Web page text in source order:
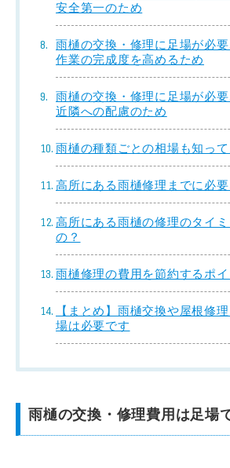
安全第一のため
雨樋の交換・修理に足場が必要
作業の完成度を高めるため
雨樋の交換・修理に足場が必要
近隣への配慮のため
雨樋の種類ごとの相場も知って
高所にある雨樋修理までに必要
高所にある雨樋の修理のタイ
の？
雨樋修理の費用を節約するポイ
【まとめ】雨樋交換や屋根修
場は必要です
雨樋の交換・修理費用は足場